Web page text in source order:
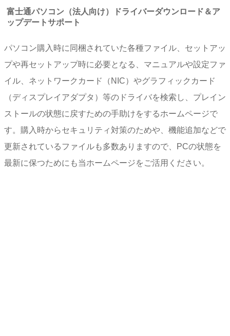
富士通パソコン（法人向け）ドライバーダウンロード＆ア
ップデートサポート
パソコン購入時に同梱されていた各種ファイル、セットアッ
プや再セットアップ時に必要となる、マニュアルや設定ファ
イル、ネットワークカード（NIC）やグラフィックカード
（ディスプレイアダプタ）等のドライバを検索し、プレイン
ストールの状態に戻すための手助けをするホームページで
す。購入時からセキュリティ対策のためや、機能追加などで
更新されているファイルも多数ありますので、PCの状態を
最新に保つためにも当ホームページをご活用ください。